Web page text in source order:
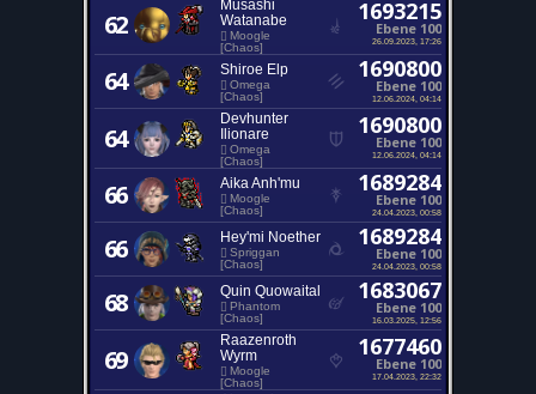
62
Musashi
Watanabe
Moogle
[Chaos]
1693215
Ebene 100
26.09.2023, 17:26
64 Shiroe Elp
Omega
[Chaos]
1690800
Ebene 100
12.06.2024, 04:14
64
Devhunter
Ilionare
Omega
[Chaos]
1690800
Ebene 100
12.06.2024, 04:14
66 Aika Anh'mu
Moogle
[Chaos]
1689284
Ebene 100
24.04.2023, 00:58
66 Hey'mi Noether
Spriggan
[Chaos]
1689284
Ebene 100
24.04.2023, 00:58
68 Quin Quowaital
Phantom
[Chaos]
1683067
Ebene 100
16.03.2025, 12:56
69
Raazenroth
Wyrm
Moogle
[Chaos]
1677460
Ebene 100
17.04.2023, 22:32